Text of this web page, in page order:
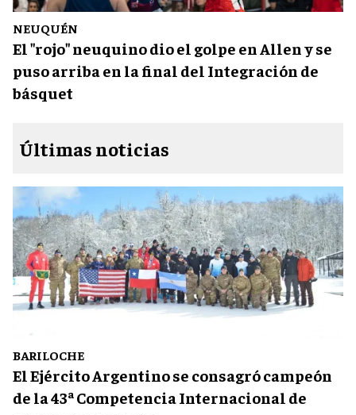
NEUQUÉN
El "rojo" neuquino dio el golpe en Allen y se
puso arriba en la final del Integración de
básquet
Últimas noticias
BARILOCHE
El Ejército Argentino se consagró campeón
de la 43ª Competencia Internacional de